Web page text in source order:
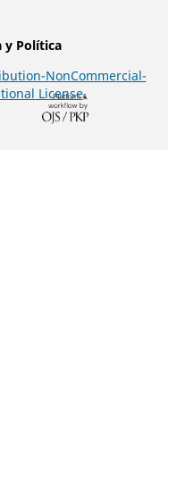
y Política
NonCommercial-
License.